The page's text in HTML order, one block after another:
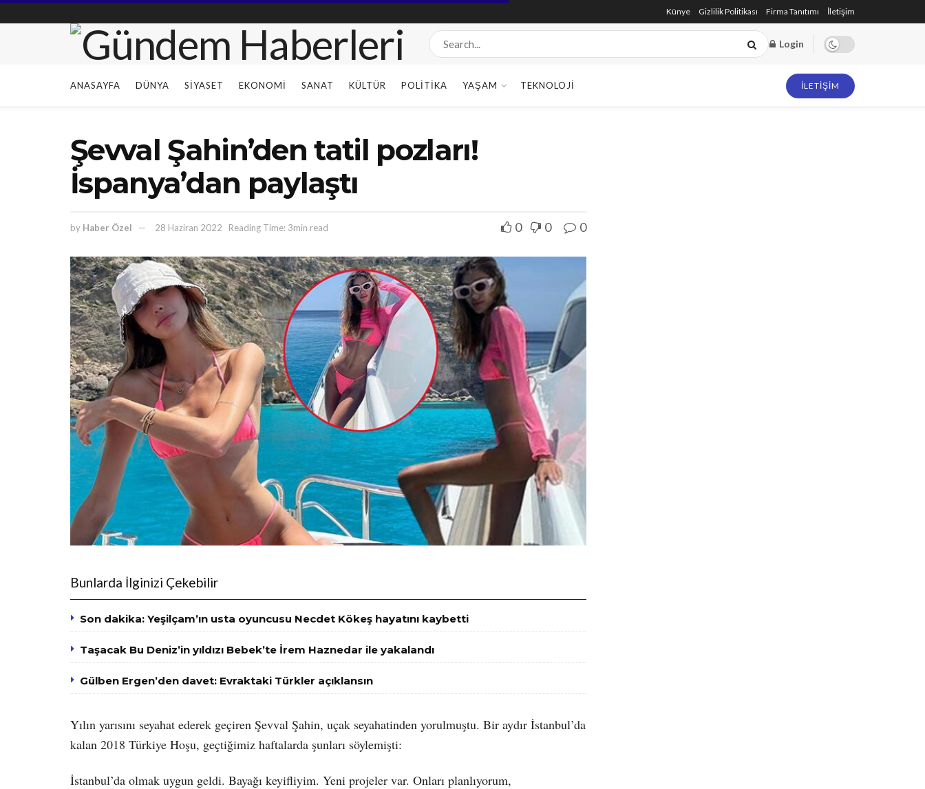
Künye Gizlilik Politikası Firma Tanıtımı İletişim
Login
ANASAYFA DÜNYA SIYASET EKONOMI SANAT KÜLTÜR POLITIKA YAŞAM TEKNOLOJI İLETIŞIM
Şevval Şahin’den tatil pozları!
İspanya’dan paylaştı
by Haber Özel 28 Haziran 2022 Reading Time: 3min read 0 0 0
Bunlarda İlginizi Çekebilir
Son dakika: Yeşilçam’ın usta oyuncusu Necdet Kökeş hayatını kaybetti
Taşacak Bu Deniz’in yıldızı Bebek’te İrem Haznedar ile yakalandı
Gülben Ergen’den davet: Evraktaki Türkler açıklansın
Yılın yarısını seyahat ederek geçiren Şevval Şahin, uçak seyahatinden yorulmuştu. Bir aydır İstanbul’da
kalan 2018 Türkiye Hoşu, geçtiğimiz haftalarda şunları söylemişti:
İstanbul’da olmak uygun geldi. Bayağı keyifliyim. Yeni projeler var. Onları planlıyorum,